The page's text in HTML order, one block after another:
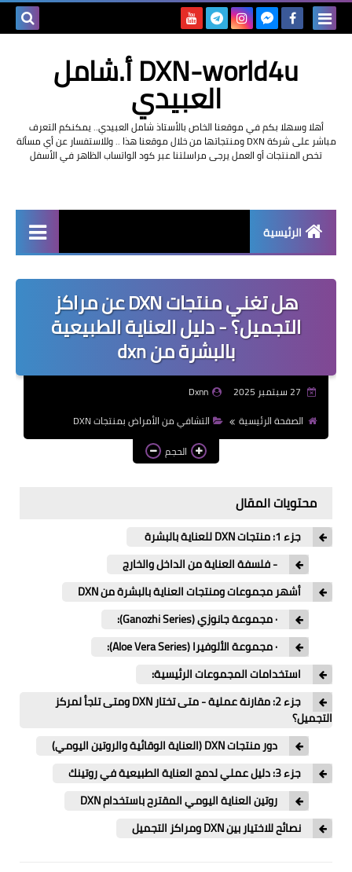
DXN-world4u أ.شامل
العبيدي
أهلا وسهلا بكم في موقعنا الخاص بالأستاذ شامل العبيدي.. يمكنكم التعرف
مباشر على شركة DXN ومنتجاتها من خلال موقعنا هذا .. وللاستفسار عن أي مسألة
تخص المنتجات أو العمل يرجى مراسلتنا عبر كود الواتساب الظاهر في الأسفل
الرئيسية
هل تغني منتجات DXN عن مراكز
التجميل؟ - دليل العناية الطبيعية
بالبشرة من dxn
Dxnn
الصفحة الرئيسية
التشافي من الأمراض بمنتجات DXN
الحجم
محتويات المقال
جزء 1: منتجات DXN للعناية بالبشرة
- فلسفة العناية من الداخل والخارج
أشهر مجموعات ومنتجات العناية بالبشرة من DXN
· مجموعة جانوزي (Ganozhi Series):
· مجموعة الألوفيرا (Aloe Vera Series):
استخدامات المجموعات الرئيسية:
جزء 2: مقارنة عملية - متى تختار DXN ومتى تلجأ لمركز
التجميل؟
دور منتجات DXN (العناية الوقائية والروتين اليومي)
جزء 3: دليل عملي لدمج العناية الطبيعية في روتينك
روتين العناية اليومي المقترح باستخدام DXN
نصائح للاختيار بين DXN ومراكز التجميل